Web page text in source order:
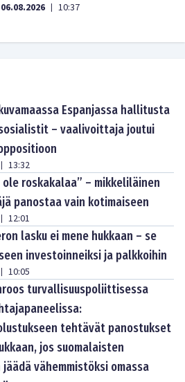
06.08.2026 | 10:37
Espanjassa hallitusta
– vaalivoittaja joutui
| 13:32
roskakalaa” – mikkeliläinen
panostaa vain kotimaiseen
| 12:01
lasku ei mene hukkaan – se
investoinneiksi ja palkkoihin
| 10:05
turvallisuuspoliittisessa
tehtävät panostukset
jos suomalaisten
vähemmistöksi omassa